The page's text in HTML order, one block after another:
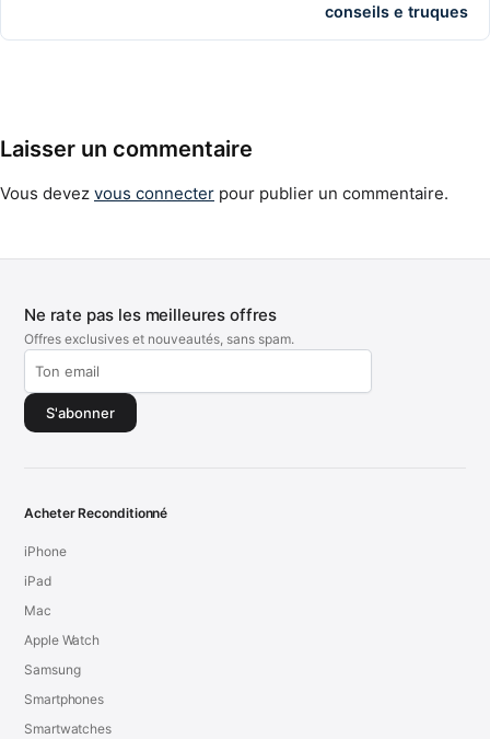
conseils e truques
Laisser un commentaire
Vous devez vous connecter pour publier un commentaire.
Ne rate pas les meilleures offres
Offres exclusives et nouveautés, sans spam.
S'abonner
Acheter Reconditionné
iPhone
iPad
Mac
Apple Watch
Samsung
Smartphones
Smartwatches